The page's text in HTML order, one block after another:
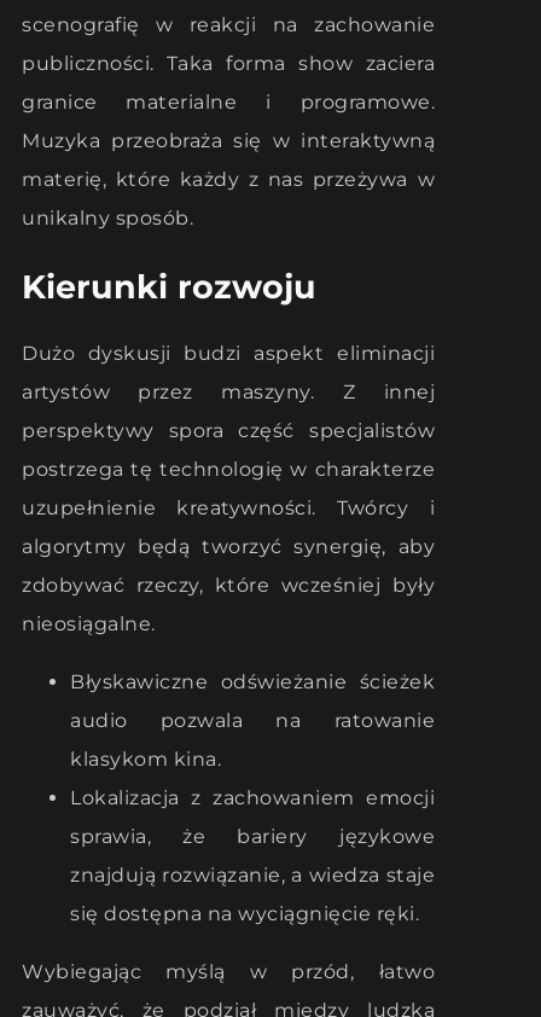
scenografię w reakcji na zachowanie
publiczności. Taka forma show zaciera
granice materialne i programowe.
Muzyka przeobraża się w interaktywną
materię, które każdy z nas przeżywa w
unikalny sposób.
Kierunki rozwoju
Dużo dyskusji budzi aspekt eliminacji
artystów przez maszyny. Z innej
perspektywy spora część specjalistów
postrzega tę technologię w charakterze
uzupełnienie kreatywności. Twórcy i
algorytmy będą tworzyć synergię, aby
zdobywać rzeczy, które wcześniej były
nieosiągalne.
Błyskawiczne odświeżanie ścieżek
audio pozwala na ratowanie
klasykom kina.
Lokalizacja z zachowaniem emocji
sprawia, że bariery językowe
znajdują rozwiązanie, a wiedza staje
się dostępna na wyciągnięcie ręki.
Wybiegając myślą w przód, łatwo
zauważyć, że podział między ludzką